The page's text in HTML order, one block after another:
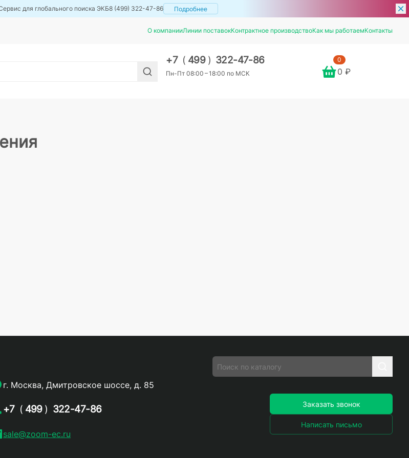
для глобального поиска ЭКБ8 (499) 322-47-86 Подробнее
О компанииЛинии поставокКонтрактное производствоКак мы работаемКонтакты
+7 ( 499 ) 322-47-86
Пн-Пт 08:00 – 18:00 по МСК
0
0 ₽
г. Москва, Дмитровское шоссе, д. 85
+7 ( 499 ) 322-47-86
sale@zoom-ec.ru
Заказать звонок
Написать письмо